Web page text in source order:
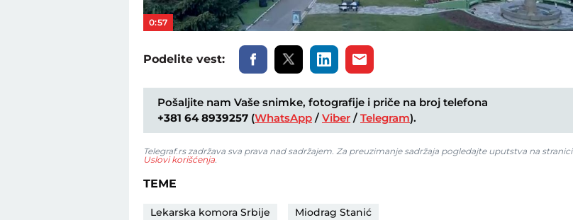
0:57
Podelite vest:
Pošaljite nam Vaše snimke, fotografije i priče na broj telefona
+381 64 8939257 (WhatsApp / Viber / Telegram).
Telegraf.rs zadržava sva prava nad sadržajem. Za preuzimanje sadržaja pogledajte uputstva na stranici
Uslovi korišćenja
TEME
Lekarska komora Srbije Miodrag Stanić